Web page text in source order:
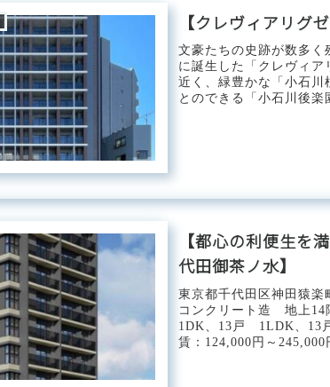
【クレヴィアリグ
文豪たちの史跡が数多く
に誕生した「クレヴィア
近く、緑豊かな「小石川
とのできる「小石川後
【都心の利便生を
代田御茶ノ水】
東京都千代田区神田猿
コンクリート造 地上
1DK、13戸 1LDK、13
賃：124,000円～